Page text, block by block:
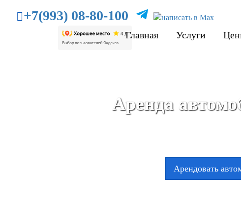
+7(993) 08-80-100
Главная Услуги
Аренда
Арендовать